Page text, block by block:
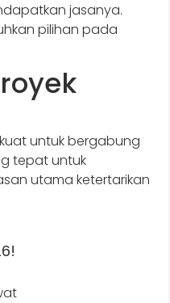
jasanya.
pilihan pada
untuk bergabung
tepat untuk
utama ketertarikan